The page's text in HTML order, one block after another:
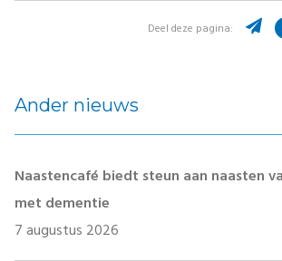
Deel deze pagina:
Ander nieuws
Naastencafé biedt steun aan naasten
met dementie
7 augustus 2026